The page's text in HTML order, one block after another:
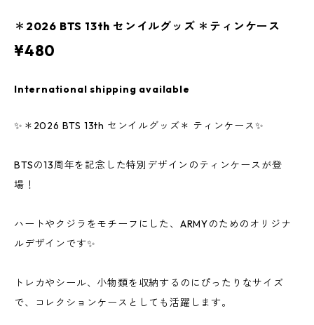
＊2026 BTS 13th センイルグッズ ＊ティンケース
¥480
International shipping available
✨＊2026 BTS 13th センイルグッズ＊ ティンケース✨
BTSの13周年を記念した特別デザインのティンケースが登
場！
ハートやクジラをモチーフにした、ARMYのためのオリジナ
ルデザインです✨
トレカやシール、小物類を収納するのにぴったりなサイズ
で、コレクションケースとしても活躍します。